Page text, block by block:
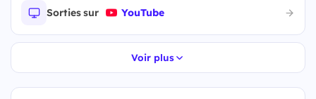
Sorties sur YouTube
Voir plus